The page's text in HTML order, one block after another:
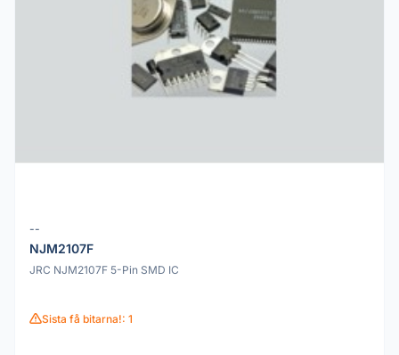
--
NJM2107F
JRC NJM2107F 5-Pin SMD IC
Sista få bitarna!: 1